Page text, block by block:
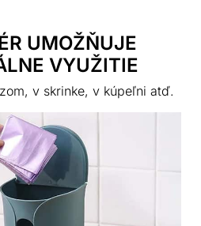
UMOŽŇUJE
VYUŽITIE
v skrinke, v kúpeľni atď.